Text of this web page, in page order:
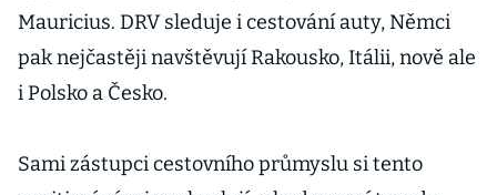
Mauricius. DRV sleduje i cestování auty, Němci
pak nejčastěji navštěvují Rakousko, Itálii, nově ale
i Polsko a Česko.
Sami zástupci cestovního průmyslu si tento